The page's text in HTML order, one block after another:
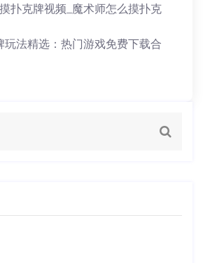
扑克牌视频_魔术师怎么摸扑克
法精选：热门游戏免费下载合